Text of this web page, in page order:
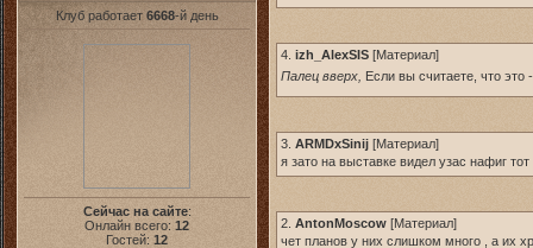
Клуб работает 6668-й день
Сейчас на сайте:
Онлайн всего: 12
Гостей: 12
4. izh_AlexSIS [Материал]
Палец вверх, Если вы считаете, что это
3. ARMDxSinij [Материал]
я зато на выставке видел узас нафиг
2. AntonMoscow [Материал]
чет планов у них слишком много , а их